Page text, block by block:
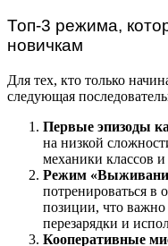
Топ-3 режима,
новичкам
Для тех, кто только
следующая
Первые эпизоды
на низкой
механики классов
Режим
потренироваться в
позиции, что
перезарядки и
Кооперативные